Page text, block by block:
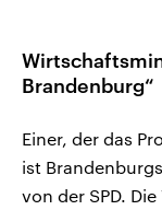
Brandenburg“
Einer, der das
ist
von der SPD.